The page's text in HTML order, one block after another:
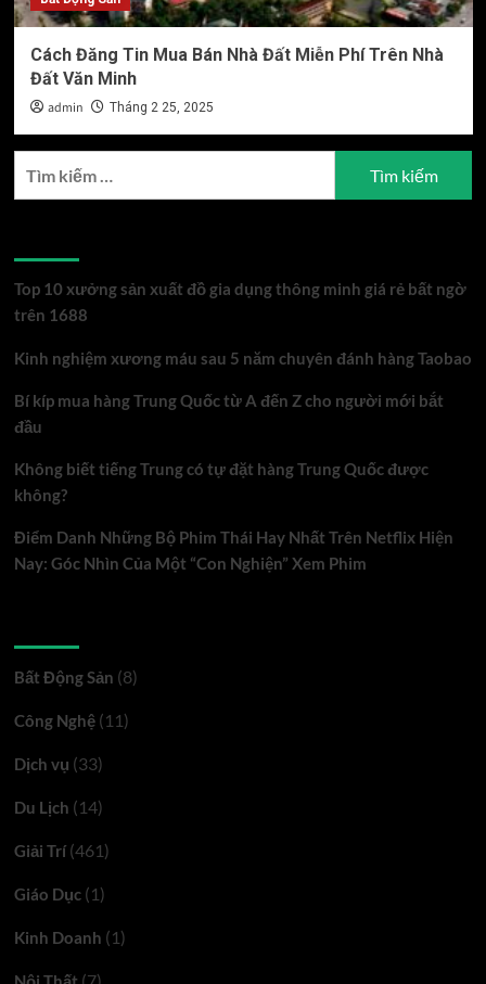
Cách Đăng Tin Mua Bán Nhà Đất Miễn Phí Trên Nhà
Đất Văn Minh
admin Tháng 2 25, 2025
Top 10 xưởng sản xuất đồ gia dụng thông minh giá rẻ bất ngờ
trên 1688
Kinh nghiệm xương máu sau 5 năm chuyên đánh hàng Taobao
Bí kíp mua hàng Trung Quốc từ A đến Z cho người mới bắt
đầu
Không biết tiếng Trung có tự đặt hàng Trung Quốc được
không?
Điểm Danh Những Bộ Phim Thái Hay Nhất Trên Netflix Hiện
Nay: Góc Nhìn Của Một “Con Nghiện” Xem Phim
Bất Động Sản (8)
Công Nghệ(11)
Dịch vụ (33)
Du Lịch (14)
Giải Trí(461)
Giáo Dục(1)
Kinh Doanh (1)